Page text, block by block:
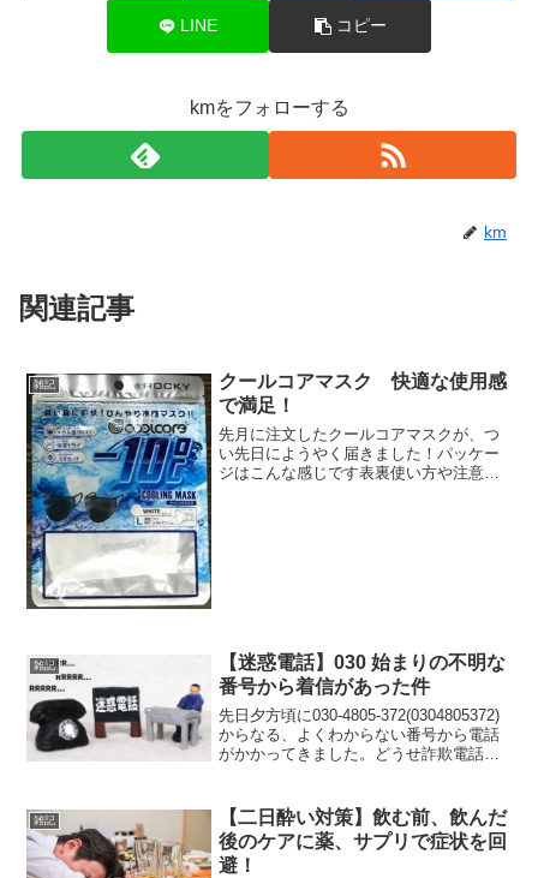
LINE コピー
kmをフォローする
km
関連記事
雑記
クールコアマスク 快適な使用感
で満足！
先月に注文したクールコアマスクが、つ
い先日にようやく届きました！パッケー
ジはこんな感じです表裏使い方や注意事
雑記
【迷惑電話】030 始まりの不明な
番号から着信があった件
先日夕方頃に030-4805-372(0304805372)
からなる、よくわからない番号から電話
がかかってきました。どうせ詐欺電話だ
に、再生が始まると途切れながらの電...
雑記
【二日酔い対策】飲む前、飲んだ
後のケアに薬、サプリで症状を回
避！